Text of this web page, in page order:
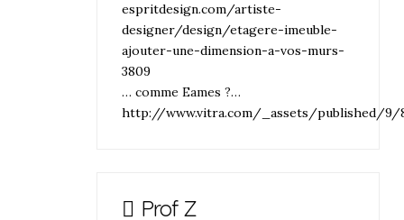
espritdesign.com/artiste-
designer/design/etagere-imeuble-
ajouter-une-dimension-a-vos-murs-
3809
… comme Eames ?…
http://www.vitra.com/_assets/published/9/
Prof Z